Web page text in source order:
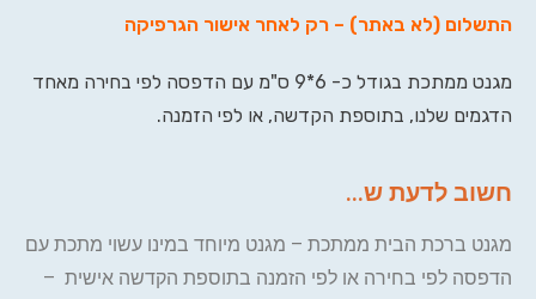
התשלום (לא באתר) – רק לאחר אישור הגרפיקה
מגנט ממתכת בגודל כ- 6*9 ס"מ עם הדפסה לפי בחירה מאחד
הדגמים שלנו, בתוספת הקדשה, או לפי הזמנה.
חשוב לדעת ש...
מגנט ברכת הבית ממתכת – מגנט מיוחד במינו עשוי מתכת עם
הדפסה לפי בחירה או לפי הזמנה בתוספת הקדשה אישית –